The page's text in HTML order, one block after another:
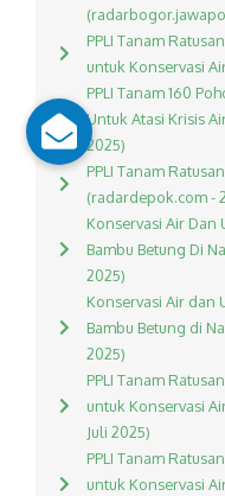
PPLI Tanam
untuk Konservasi
PPLI Tanam 160
Untuk Atasi Krisis
2025)
PPLI Tanam
(radardepok.com -
Konservasi Air Dan
Bambu Betung Di
2025)
Konservasi Air dan
Bambu Betung di
2025)
PPLI Tanam
untuk Konservasi
Juli 2025)
PPLI Tanam
untuk Konservasi